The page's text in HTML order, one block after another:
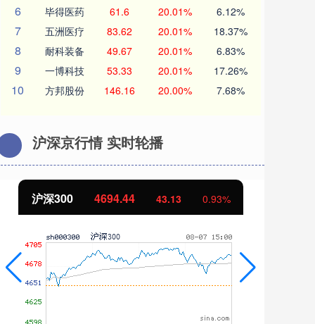
6 毕得医药 61.6 20.01% 6.12%
7 五洲医疗 83.62 20.01% 18.37%
8 耐科装备 49.67 20.01% 6.83%
9 一博科技 53.33 20.01% 17.26%
10 方邦股份 146.16 20.00% 7.68%
沪深京行情 实时轮播
北证50 1134.24 11.37 1.01%